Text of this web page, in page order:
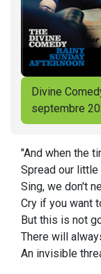
Divine
septembre
"And when the
Spread our
Sing, we don't
Cry if you want
But this is not
There will
An invisible